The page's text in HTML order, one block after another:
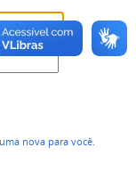
nova para você